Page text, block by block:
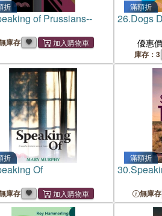
折
of Prussians--
庫存
滿額折
26.Dogs
優惠價
庫存：3
折
Of
庫存
滿額折
30.
無庫存